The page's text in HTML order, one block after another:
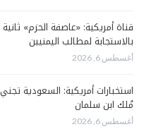
قناة أمريكية: «عاصفة الحزم»
بالاستجابة لمطالب اليمنيين
أغسطس 6, 2026
استخبارات أمريكية: السعودية
مُلك ابن سلمان
أغسطس 6, 2026